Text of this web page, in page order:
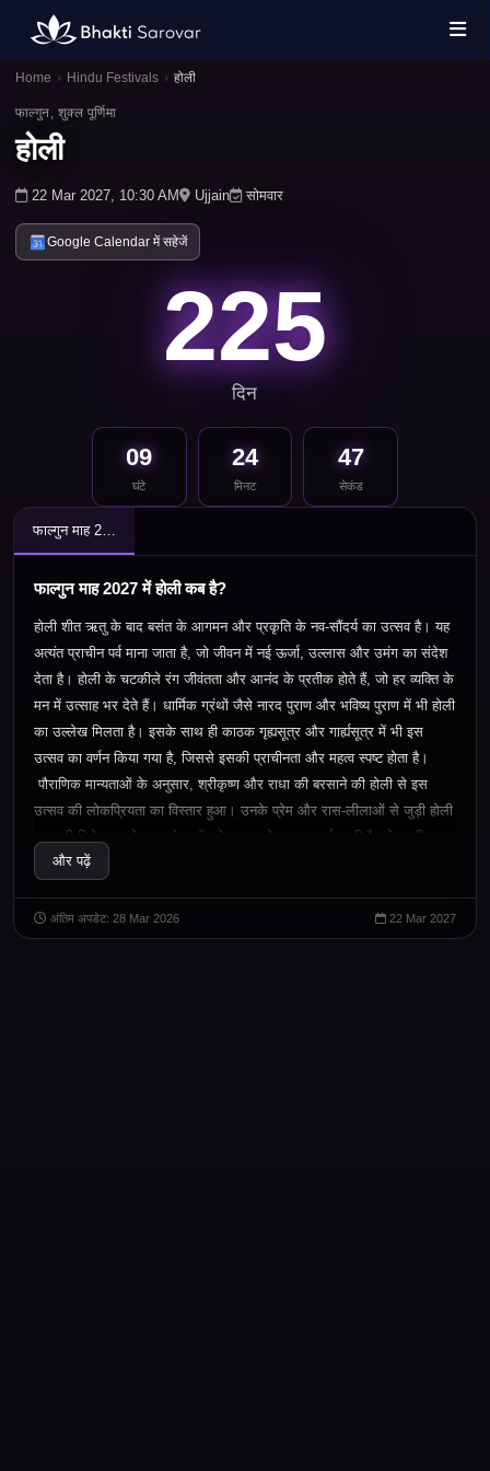
Home › Hindu Festivals › होली
फाल्गुन, शुक्ल पूर्णिमा
होली
22 Mar 2027, 10:30 AM Ujjain सोमवार
Google Calendar में सहेजें
225
दिन
09
घंटे
24
मिनट
47
सेकंड
फाल्गुन माह 2027 में होली कब है?
फाल्गुन माह 2027 में होली कब है?
होली शीत ऋतु के बाद बसंत के आगमन और प्रकृति के नव-सौंदर्य का उत्सव है। यह
अत्यंत प्राचीन पर्व माना जाता है, जो जीवन में नई ऊर्जा, उल्लास और उमंग का संदेश
देता है। होली के चटकीले रंग जीवंतता और आनंद के प्रतीक होते हैं, जो हर व्यक्ति के
मन में उत्साह भर देते हैं। धार्मिक ग्रंथों जैसे नारद पुराण और भविष्य पुराण में भी होली
का उल्लेख मिलता है। इसके साथ ही काठक गृह्यसूत्र और गार्ह्यसूत्र में भी इस
उत्सव का वर्णन किया गया है, जिससे इसकी प्राचीनता और महत्व स्पष्ट होता है।
पौराणिक मान्यताओं के अनुसार, श्रीकृष्ण और राधा की बरसाने की होली से इस
उत्सव की लोकप्रियता का विस्तार हुआ। उनके प्रेम और रास-लीलाओं से जुड़ी होली
आज भी विशेष रूप से ब्रज क्षेत्र में बड़े उत्साह के साथ मनाई जाती है। ऐसा भी माना
जाता है कि इस पर्व की शुरुआत वर्तमान पाकिस्तान में स्थित प्रह्लादपुरी मंदिर से हुई
जाता है, जो बुराई पर अच्छाई की विजय और आपसी प्रेम का प्रतीक है।
और पढ़ें
अंतिम अपडेट: 28 Mar 2026 22 Mar 2027